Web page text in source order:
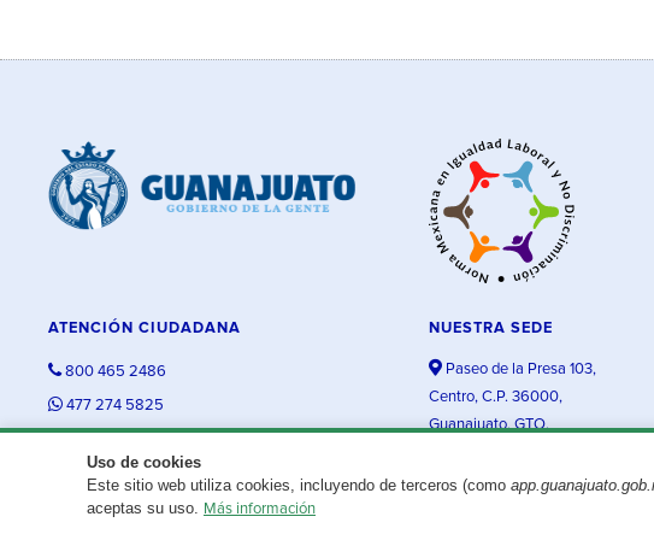
Uso de cookies
Este sitio web utiliza cookies, incluyendo de terceros (como
aceptas su uso. Más información
ATENCIÓN CIUDADANA
800 465 2486
477 274 5825
NUESTRA SEDE
Paseo de la Presa 103,
Centro, C.P. 36000,
Guanajuato, GTO.
¿Existe algún problema con esta página?Repórtalo aquí. Aviso legal©